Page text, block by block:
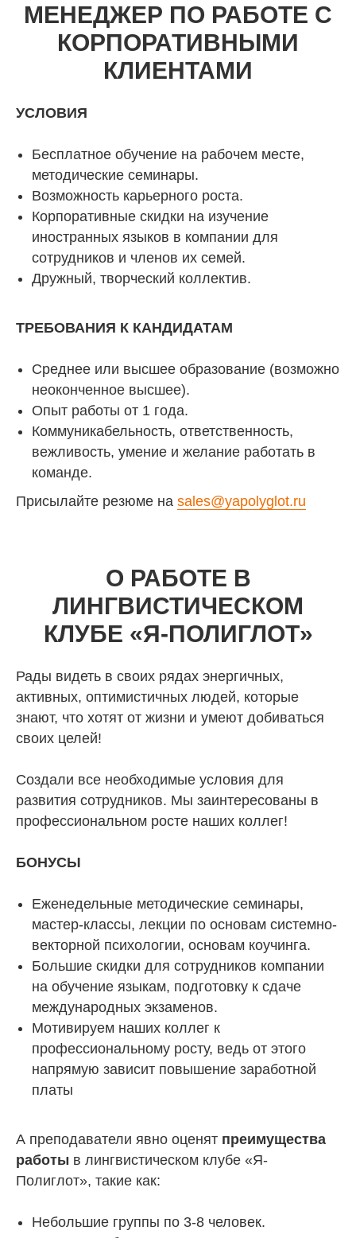
МЕНЕДЖЕР ПО РАБОТЕ С
КОРПОРАТИВНЫМИ
КЛИЕНТАМИ
УСЛОВИЯ
Бесплатное обучение на рабочем месте,
методические семинары.
Возможность карьерного роста.
Корпоративные скидки на изучение
иностранных языков в компании для
сотрудников и членов их семей.
Дружный, творческий коллектив.
ТРЕБОВАНИЯ К КАНДИДАТАМ
Среднее или высшее образование (возможно
неоконченное высшее).
Опыт работы от 1 года.
Коммуникабельность, ответственность,
вежливость, умение и желание работать в
команде.
Присылайте резюме на sales@yapolyglot.ru
О РАБОТЕ В
ЛИНГВИСТИЧЕСКОМ
КЛУБЕ «Я-ПОЛИГЛОТ»
Рады видеть в своих рядах энергичных,
активных, оптимистичных людей, которые
знают, что хотят от жизни и умеют добиваться
своих целей!
Создали все необходимые условия для
развития сотрудников. Мы заинтересованы в
профессиональном росте наших коллег!
БОНУСЫ
Еженедельные методические семинары,
мастер-классы, лекции по основам системно-
векторной психологии, основам коучинга.
Большие скидки для сотрудников компании
на обучение языкам, подготовку к сдаче
международных экзаменов.
Мотивируем наших коллег к
профессиональному росту, ведь от этого
напрямую зависит повышение заработной
платы
А преподаватели явно оценят преимущества
работы в лингвистическом клубе «Я-
Полиглот», такие как:
Небольшие группы по 3-8 человек.